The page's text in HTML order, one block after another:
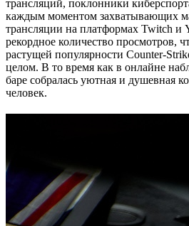
трансляций, поклонники
каждым моментом захватывающих
трансляции на платформах Twitch и
рекордное количество просмотров,
растущей популярности Counter-
целом. В то время как в онлайне
баре собралась уютная и душевная
человек.